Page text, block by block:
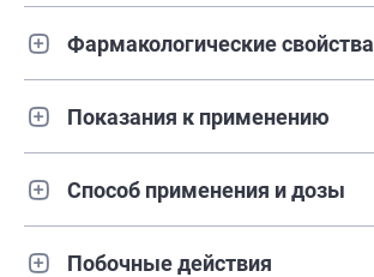
Фармакологические свойства
Показания к применению
Способ применения и дозы
Побочные действия